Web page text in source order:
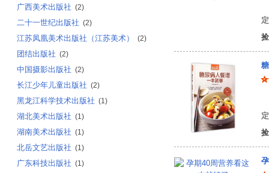
广西美术出版社 (2)
二十一世纪出版社 (2)
江苏凤凰美术出版社（江苏美术） (2)
团结出版社 (2)
中国摄影出版社 (2)
长江少年儿童出版社 (2)
黑龙江科学技术出版社 (1)
湖北美术出版社 (1)
湖南美术出版社 (1)
北岳文艺出版社 (1)
广东科技出版社 (1)